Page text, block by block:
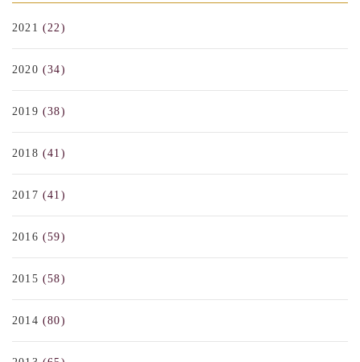
2021 (22)
2020 (34)
2019 (38)
2018 (41)
2017 (41)
2016 (59)
2015 (58)
2014 (80)